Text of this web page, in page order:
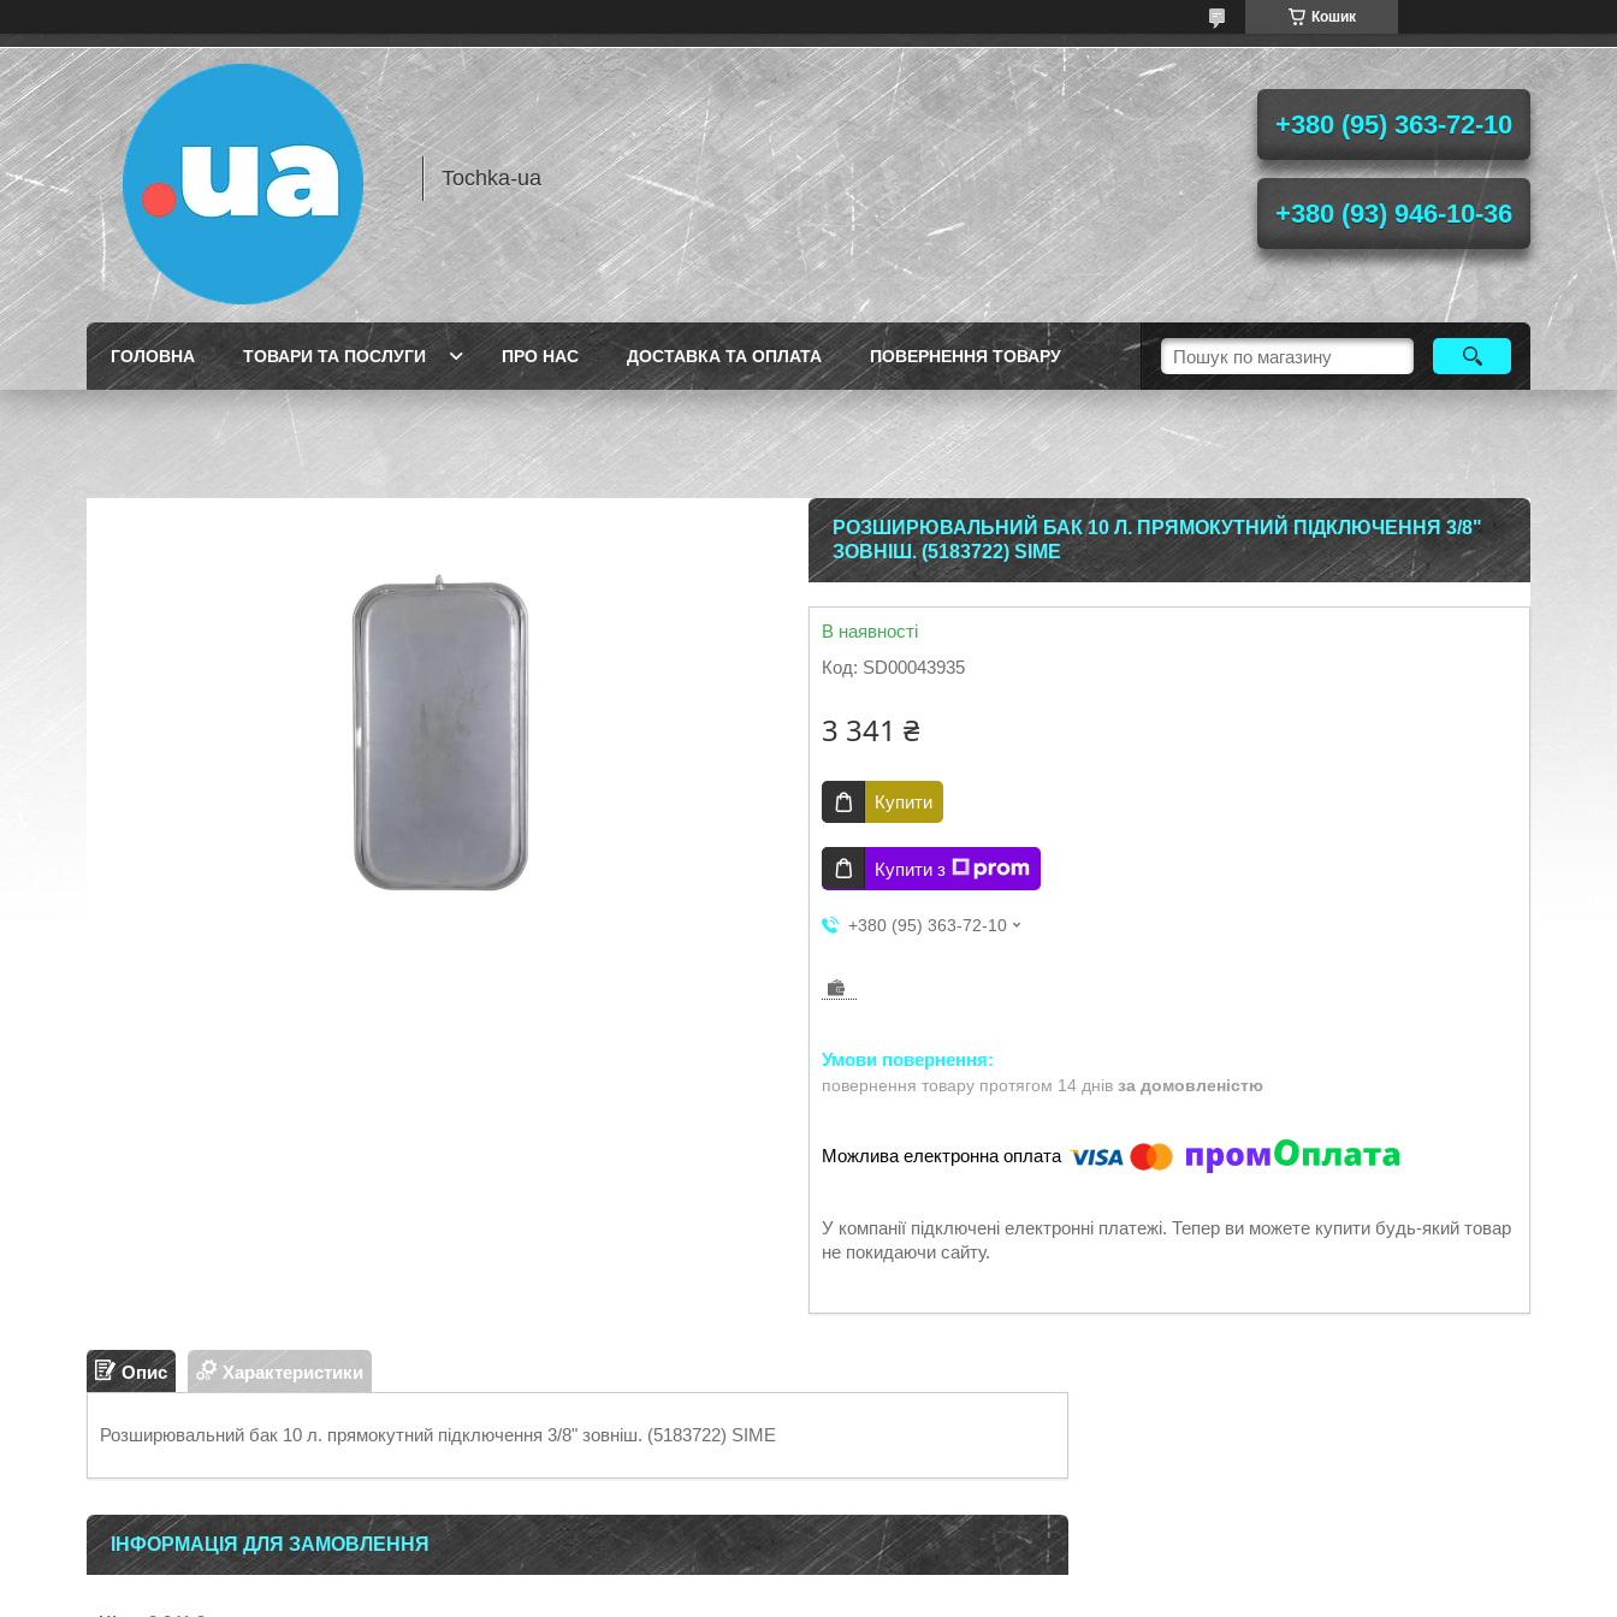
Кошик
Tochka-ua
+380 (95) 363-72-10
+380 (93) 946-10-36
ГОЛОВНА ТОВАРИ ТА ПОСЛУГИ ПРО НАС ДОСТАВКА ТА ОПЛАТА ПОВЕРНЕННЯ ТОВАРУ
РОЗШИРЮВАЛЬНИЙ БАК 10 Л. ПРЯМОКУТНИЙ ПІДКЛЮЧЕННЯ 3/8"
ЗОВНІШ. (5183722) SIME
В наявності
Код: SD00043935
3 341 ₴
Купити
Купити з
+380 (95) 363-72-10
повернення товару протягом 14 днів за домовленістю
У компанії підключені електронні платежі. Тепер ви можете купити будь-який товар
не покидаючи сайту.
Опис Характеристики
Розширювальний бак 10 л. прямокутний підключення 3/8" зовніш. (5183722) SIME
ІНФОРМАЦІЯ ДЛЯ ЗАМОВЛЕННЯ